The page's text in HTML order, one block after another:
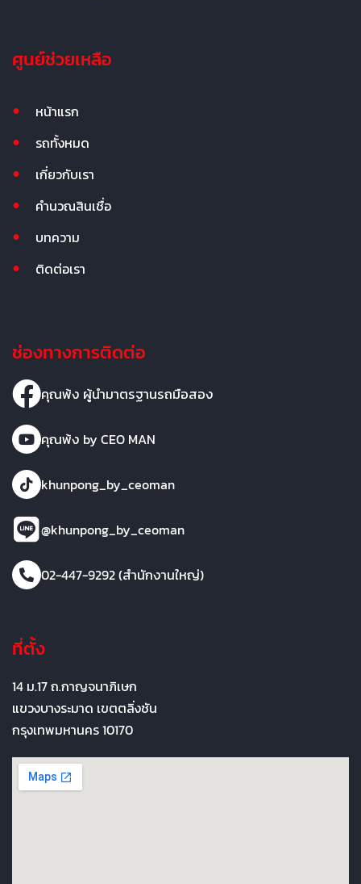
ศูนย์ช่วยเหลือ
หน้าแรก
รถทั้งหมด
เกี่ยวกับเรา
คำนวณสินเชื่อ
บทความ
ติดต่อเรา
ช่องทางการติดต่อ
คุณพ้ง ผู้นำมาตรฐานรถมือสอง
คุณพ้ง by CEO MAN
khunpong_by_ceoman
@khunpong_by_ceoman
02-447-9292 (สำนักงานใหญ่)
ที่ตั้ง
14 ม.17 ถ.กาญจนาภิเษก
แขวงบางระมาด เขตตลิ่งชัน
กรุงเทพมหานคร 10170